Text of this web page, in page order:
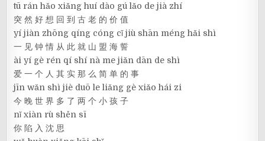
tū rán hǎo xiǎng huí dào gú lǎo de jià zhí
突 然 好 想 回 到 古 老 的 价 值
yí jiàn zhōng qíng cóng cǐ jiù shān méng hǎi shì
一 见 钟 情 从 此 就 山 盟 海 誓
ài yí gè rén qí shí nà me jiǎn dān de shì
爱 一 个 人 其 实 那 么 简 单 的 事
jīn wǎn shì jiè duō le liǎng gè xiǎo hái zi
今 晚 世 界 多 了 两 个 小 孩 子
nǐ xiàn rù shěn sī
你 陷 入 沈 思